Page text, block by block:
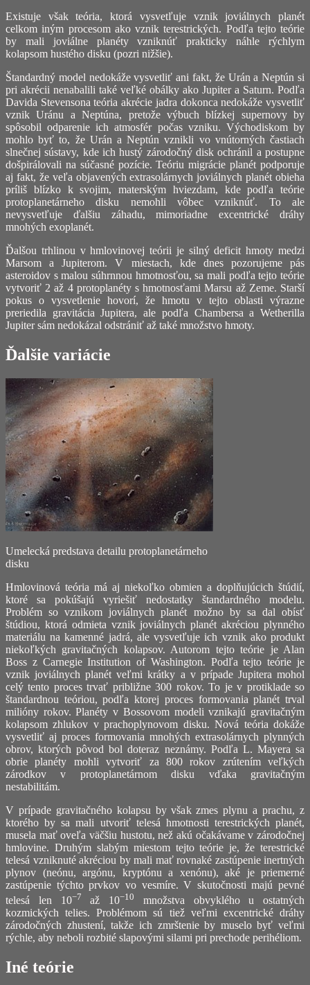
Existuje však teória, ktorá vysvetľuje vznik joviálnych planét
celkom iným procesom ako vznik terestrických. Podľa tejto teórie
by mali joviálne planéty vzniknúť prakticky náhle rýchlym
kolapsom hustého disku (pozri nižšie).
Štandardný model nedokáže vysvetliť ani fakt, že Urán a Neptún si
pri akrécii nenabalili také veľké obálky ako Jupiter a Saturn. Podľa
Davida Stevensona teória akrécie jadra dokonca nedokáže vysvetliť
vznik Uránu a Neptúna, pretože výbuch blízkej supernovy by
spôsobil odparenie ich atmosfér počas vzniku. Východiskom by
mohlo byť to, že Urán a Neptún vznikli vo vnútorných častiach
slnečnej sústavy, kde ich hustý zárodočný disk ochránil a postupne
došpirálovali na súčasné pozície. Teóriu migrácie planét podporuje
aj fakt, že veľa objavených extrasolárnych joviálnych planét obieha
príliš blízko k svojim, materským hviezdam, kde podľa teórie
protoplanetárneho disku nemohli vôbec vzniknúť. To ale
nevysvetľuje ďalšiu záhadu, mimoriadne excentrické dráhy
mnohých exoplanét.
Ďalšou trhlinou v hmlovinovej teórii je silný deficit hmoty medzi
Marsom a Jupiterom. V miestach, kde dnes pozorujeme pás
asteroidov s malou súhrnnou hmotnosťou, sa mali podľa tejto teórie
vytvoriť 2 až 4 protoplanéty s hmotnosťami Marsu až Zeme. Starší
pokus o vysvetlenie hovorí, že hmotu v tejto oblasti výrazne
preriedila gravitácia Jupitera, ale podľa Chambersa a Wetherilla
Jupiter sám nedokázal odstrániť až také množstvo hmoty.
Ďalšie variácie
Umelecká predstava detailu protoplanetárneho
disku
Hmlovinová teória má aj niekoľko obmien a doplňujúcich štúdií,
ktoré sa pokúšajú vyriešiť nedostatky štandardného modelu.
Problém so vznikom joviálnych planét možno by sa dal obísť
štúdiou, ktorá odmieta vznik joviálnych planét akréciou plynného
materiálu na kamenné jadrá, ale vysvetľuje ich vznik ako produkt
niekoľkých gravitačných kolapsov. Autorom tejto teórie je Alan
Boss z Carnegie Institution of Washington. Podľa tejto teórie je
vznik joviálnych planét veľmi krátky a v prípade Jupitera mohol
celý tento proces trvať približne 300 rokov. To je v protiklade so
štandardnou teóriou, podľa ktorej proces formovania planét trval
milióny rokov. Planéty v Bossovom modeli vznikajú gravitačným
kolapsom zhlukov v prachoplynovom disku. Nová teória dokáže
vysvetliť aj proces formovania mnohých extrasolárnych plynných
obrov, ktorých pôvod bol doteraz neznámy. Podľa L. Mayera sa
obrie planéty mohli vytvoriť za 800 rokov zrútením veľkých
zárodkov v protoplanetárnom disku vďaka gravitačným
nestabilitám.
V prípade gravitačného kolapsu by však zmes plynu a prachu, z
ktorého by sa mali utvoriť telesá hmotnosti terestrických planét,
musela mať oveľa väčšiu hustotu, než akú očakávame v zárodočnej
hmlovine. Druhým slabým miestom tejto teórie je, že terestrické
telesá vzniknuté akréciou by mali mať rovnaké zastúpenie inertných
plynov (neónu, argónu, kryptónu a xenónu), aké je priemerné
zastúpenie týchto prvkov vo vesmíre. V skutočnosti majú pevné
telesá len 10−7 až 10−10
množstva obvyklého u ostatných
kozmických telies. Problémom sú tiež veľmi excentrické dráhy
zárodočných zhustení, takže ich zmrštenie by muselo byť veľmi
rýchle, aby neboli rozbité slapovými silami pri prechode perihéliom.
Iné teórie